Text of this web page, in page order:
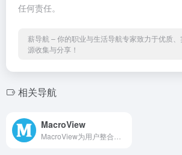
任何责任。
薪导航 – 你的职业与生活导航专家致力于优质
源收集与分享！
相关导航
MacroView